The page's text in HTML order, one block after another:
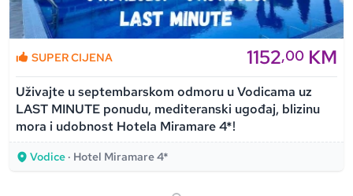
SUPER CIJENA 1152,00 KM
Uživajte u septembarskom odmoru u Vodicama uz
LAST MINUTE ponudu, mediteranski ugođaj, blizinu
mora i udobnost Hotela Miramare 4*!
Vodice · Hotel Miramare 4*